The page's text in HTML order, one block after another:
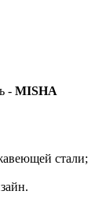
- MISHA
стали;